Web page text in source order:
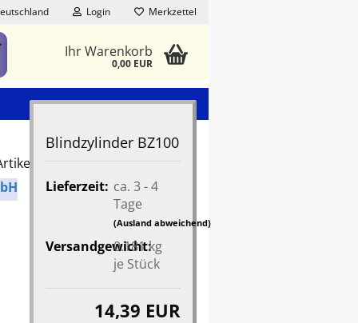
Login Merkzettel
Ihr Warenkorb
0,00 EUR
in dieser Kategorie
Blindzylinder BZ100
Lieferzeit: ca. 3 - 4
Tage
(Ausland abweichend)
Versandgewicht:
0.181kg
je Stück
14,39 EUR